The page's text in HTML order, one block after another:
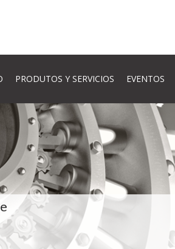
PRODUTOS Y SERVICIOS EVENTOS